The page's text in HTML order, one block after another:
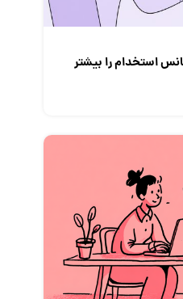
استخدام‌ را بیشتر